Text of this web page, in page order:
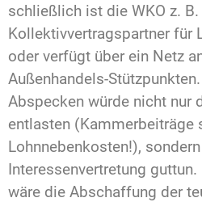
schließlich ist die WKO z. B.
Kollektivvertragspartner für
oder verfügt über ein Netz
Außenhandels-
Abspecken würde nicht nur
entlasten (Kammerbeiträge
Lohnnebenkosten!),
Interessenvertretung
wäre die Abschaffung der